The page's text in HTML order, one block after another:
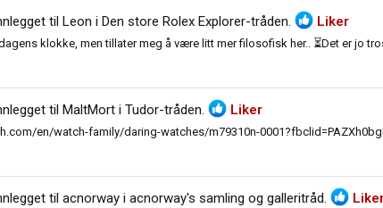
til Leon i Den store Rolex Explorer-tråden. Liker
klokke, men tillater meg å være litt mer filosofisk her.. ⏳Det er jo
til MaltMort i Tudor-tråden. Liker
en/watch-family/daring-watches/m79310n-
til acnorway i acnorway's samling og galleritråd.